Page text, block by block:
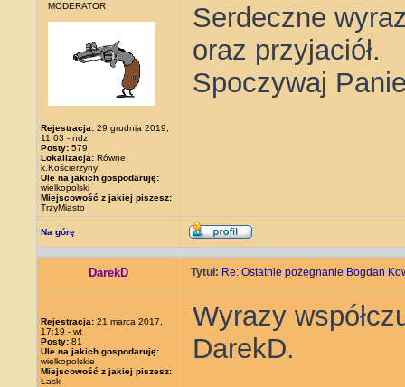
MODERATOR
Rejestracja: 29 grudnia 2019,
11:03 - ndz
Posty: 579
Lokalizacja: Równe
k.Kościerzyny
Ule na jakich gospodaruję:
wielkopolski
Miejscowość z jakiej piszesz:
TrzyMiasto
Serdeczne
oraz przyjaciół.
Spoczywaj
Na górę
DarekD Tytuł: Re: Ostatnie pożegnanie Bogdan
Rejestracja: 21 marca 2017,
17:19 - wt
Posty: 81
Ule na jakich gospodaruję:
wielkopolskie
Miejscowość z jakiej piszesz:
Łask
Wyrazy
DarekD.